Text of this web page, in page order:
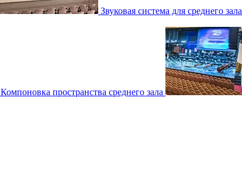
Звуковая система для среднего зала
Компоновка пространства среднего зала